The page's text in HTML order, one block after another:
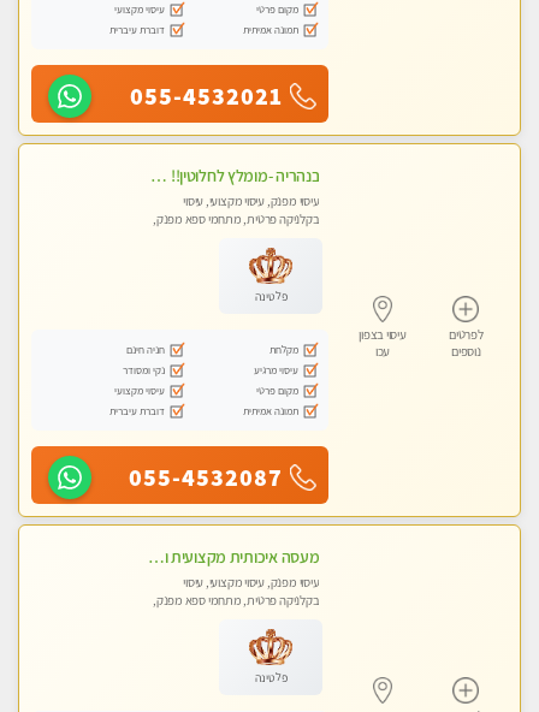
מקום פרטי
עיסוי מקצועי
תמונה אמיתית
דוברת עיברית
055-4532021
לפרטים
נוספים
עיסוי בצפון
עכו
בנהריה -מומלץ לחלוטין!! מעסה יפה איכותית מקצועית ומפנקת מאוד פרטי מומלץ בחום
עיסוי מפנק, עיסוי מקצועי, עיסוי
בקלניקה פרטית, מתחמי ספא מפנק,
פלטינה
מקלחת
חניה חינם
עיסוי מרגיע
נקי ומסודר
מקום פרטי
עיסוי מקצועי
תמונה אמיתית
דוברת עיברית
055-4532087
מעסה איכותית מקצועית ומפנקת
עיסוי מפנק, עיסוי מקצועי, עיסוי
בקלניקה פרטית, מתחמי ספא מפנק,
פלטינה